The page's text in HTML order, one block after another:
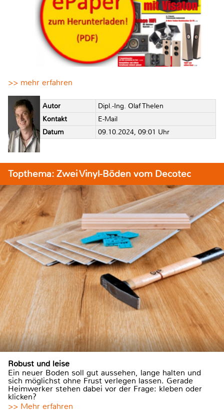
>> mehr erfahren
Autor
Dipl.-Ing. Olaf Thelen
Kontakt
E-Mail
Datum
09.10.2024, 09:01 Uhr
Topthema: Zwei Vinyl-Böden vom Decotec
Robust und leise
Ein neuer Boden soll gut aussehen, lange halten und
sich möglichst ohne Frust verlegen lassen. Gerade
Heimwerker stehen dabei vor der Frage: kleben oder
klicken?
>> Mehr erfahren